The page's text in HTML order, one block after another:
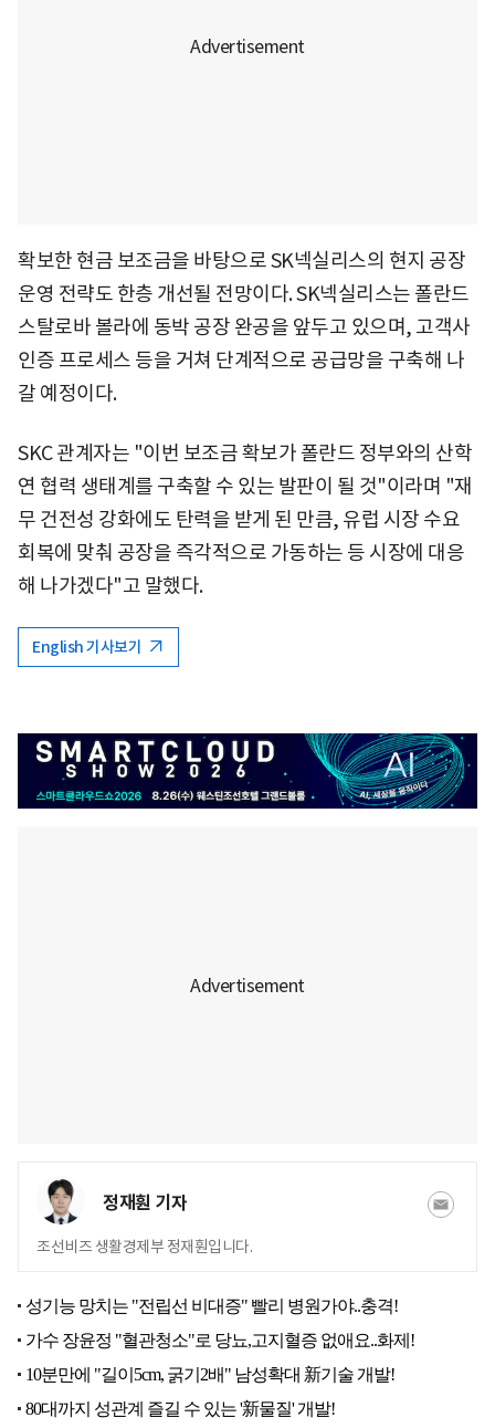
확보한 현금 보조금을 바탕으로 SK넥실리스의 현지 공장
운영 전략도 한층 개선될 전망이다. SK넥실리스는 폴란드
스탈로바 볼라에 동박 공장 완공을 앞두고 있으며, 고객사
인증 프로세스 등을 거쳐 단계적으로 공급망을 구축해 나
갈 예정이다.
SKC 관계자는 "이번 보조금 확보가 폴란드 정부와의 산학
연 협력 생태계를 구축할 수 있는 발판이 될 것"이라며 "재
무 건전성 강화에도 탄력을 받게 된 만큼, 유럽 시장 수요
회복에 맞춰 공장을 즉각적으로 가동하는 등 시장에 대응
해 나가겠다"고 말했다.
English 기사보기
정재훤 기자
조선비즈 생활경제부 정재훤입니다.